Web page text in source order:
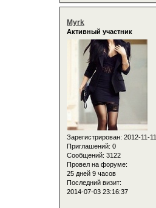
Myrk
Активный участник
Зарегистрирован: 2012-11-11
Приглашений: 0
Сообщений: 3122
Провел на форуме:
25 дней 9 часов
Последний визит:
2014-07-03 23:16:37